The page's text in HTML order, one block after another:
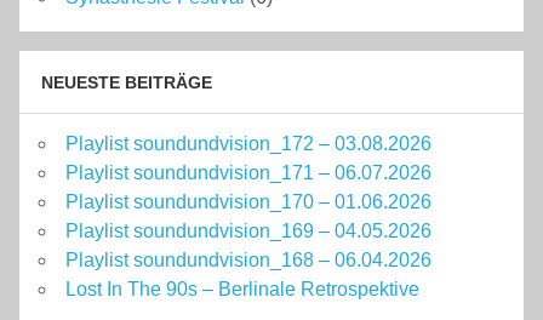
NEUESTE BEITRÄGE
Playlist soundundvision_172 – 03.08.2026
Playlist soundundvision_171 – 06.07.2026
Playlist soundundvision_170 – 01.06.2026
Playlist soundundvision_169 – 04.05.2026
Playlist soundundvision_168 – 06.04.2026
Lost In The 90s – Berlinale Retrospektive